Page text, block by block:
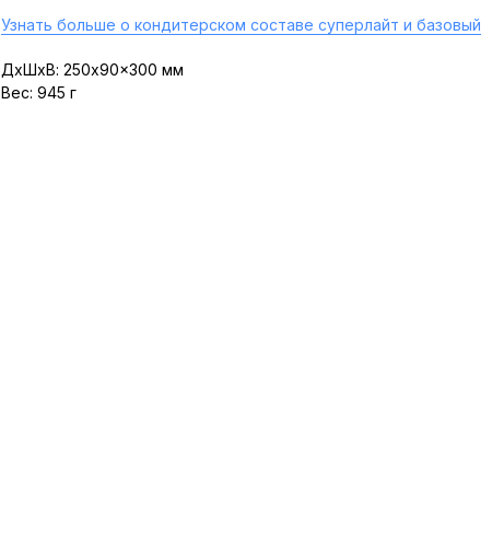
Узнать больше о кондитерском составе суперлайт и базовый
ДxШxВ: 250x90x300 мм
Вес: 945 г